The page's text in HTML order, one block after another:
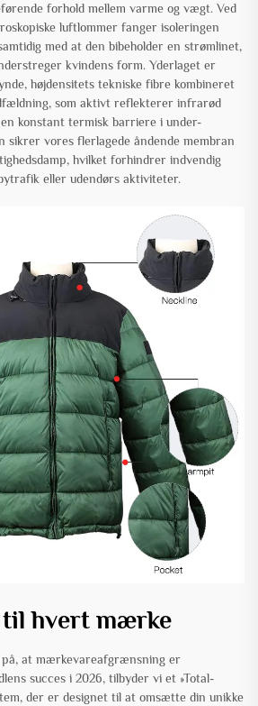
forhold mellem varme og vægt. Ved
luftlommer fanger isoleringen
med at den bibeholder en strømlinet,
kvindens form. Yderlaget er
højdensitets tekniske fibre kombineret
som aktivt reflekterer infrarød
konstant termisk barriere i under-
sikrer vores flerlagede åndende membran
hvilket forhindrer indvendig
eller udendørs aktiviteter.
hvert mærke
at mærkevareafgrænsning er
succes i 2026, tilbyder vi et »Total-
der er designet til at omsætte din unikke